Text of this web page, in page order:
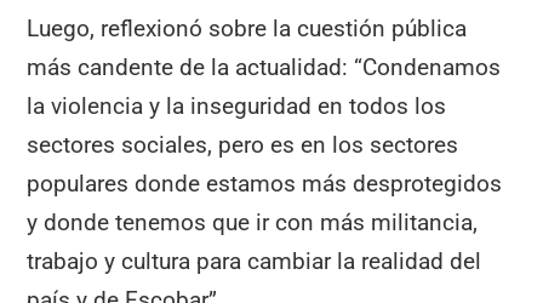
Luego, reflexionó sobre la cuestión pública
más candente de la actualidad: “Condenamos
la violencia y la inseguridad en todos los
sectores sociales, pero es en los sectores
populares donde estamos más desprotegidos
y donde tenemos que ir con más militancia,
trabajo y cultura para cambiar la realidad del